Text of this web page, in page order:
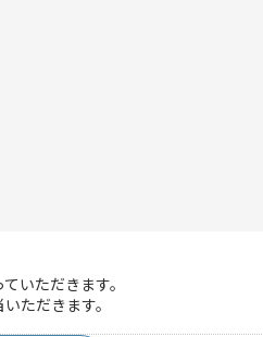
いただきます。
ただきます。